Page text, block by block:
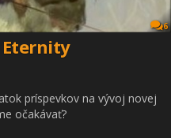
6
príspevkov na vývoj novej
očakávať?